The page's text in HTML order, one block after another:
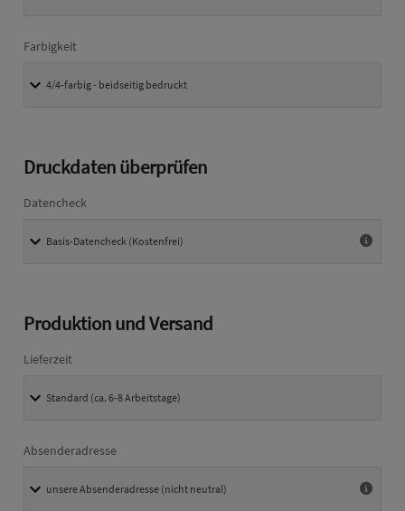
Farbigkeit
Druckdaten überprüfen
Datencheck
Produktion und Versand
Lieferzeit
Absenderadresse